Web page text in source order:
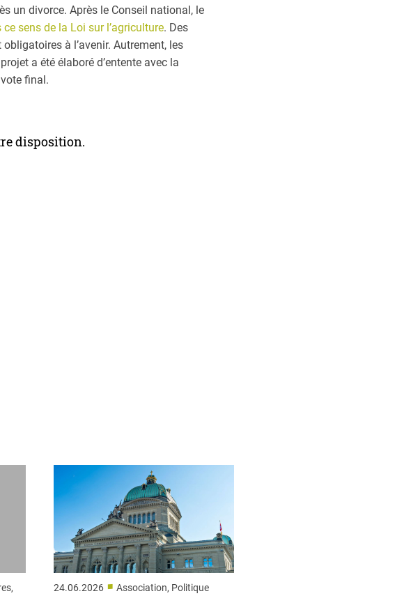
un divorce. Après le Conseil national, le
sens de la Loi sur l’agriculture. Des
à l’avenir. Autrement, les
a été élaboré d’entente avec la
final.
disposition.
24.06.2026 ■ Association, Politique